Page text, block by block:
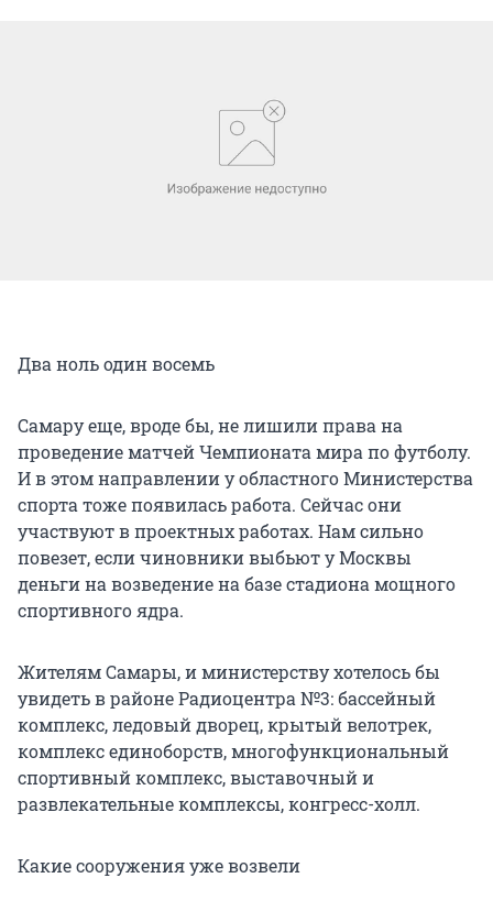
Два ноль один восемь
Самару еще, вроде бы, не лишили права на
проведение матчей Чемпионата мира по футболу.
И в этом направлении у областного Министерства
спорта тоже появилась работа. Сейчас они
участвуют в проектных работах. Нам сильно
повезет, если чиновники выбьют у Москвы
деньги на возведение на базе стадиона мощного
спортивного ядра.
Жителям Самары, и министерству хотелось бы
увидеть в районе Радиоцентра №3: бассейный
комплекс, ледовый дворец, крытый велотрек,
комплекс единоборств, многофункциональный
спортивный комплекс, выставочный и
развлекательные комплексы, конгресс-холл.
Какие сооружения уже возвели